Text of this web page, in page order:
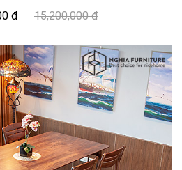
đ
15,200,000 đ